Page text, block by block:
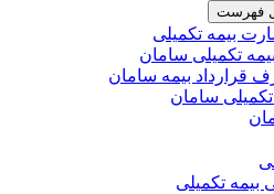
فهرست
بیمه تکمیلی
تکمیلی سامان
قرارداد بیمه سامان
سامان
بیمه تکمیلی